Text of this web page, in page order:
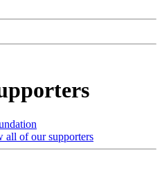
all of our supporters